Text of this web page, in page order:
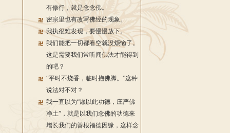
有修行，就是念念佛。
密宗里也有改写佛经的现象。
我执很难发现，要慢慢放下。
我们能把一切都看空就没烦恼了。
这是需要我们常听闻佛法才能得到
的吧？
“平时不烧香，临时抱佛脚。”这种
说法对不对？
我一直以为“愿以此功德，庄严佛
净土”，就是以我们念佛的功德来
增长我们的善根福德因缘，这样念